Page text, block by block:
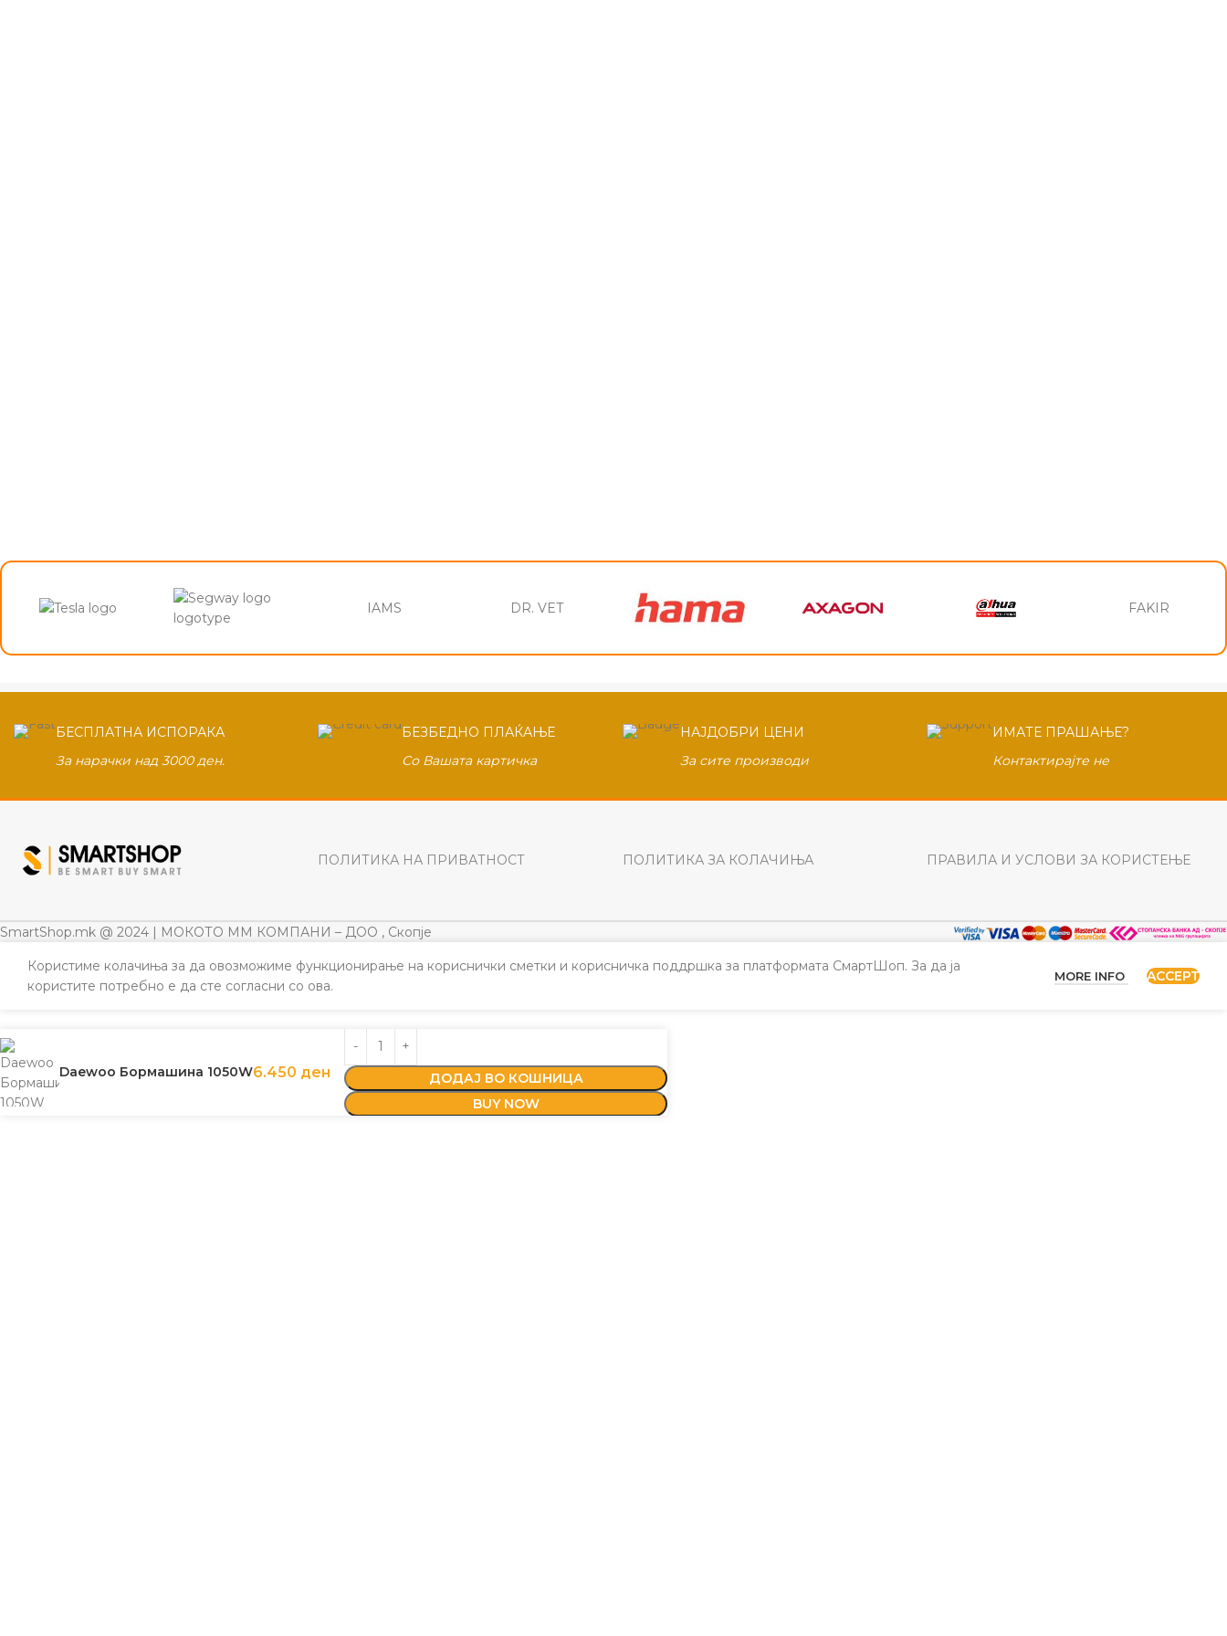
IAMS DR. VET FAKIR
БЕСПЛАТНА ИСПОРАКА
За нарачки над 3000 ден.
БЕЗБЕДНО ПЛАЌАЊЕ
Со Вашата картичка
НАЈДОБРИ ЦЕНИ
За сите производи
ИМАТЕ ПРАШАЊЕ?
Контактирајте не
ПОЛИТИКА НА ПРИВАТНОСТ ПОЛИТИКА ЗА КОЛАЧИЊА ПРАВИЛА И УСЛОВИ ЗА КОРИСТЕЊЕ
SmartShop.mk @ 2024 | МОКОТО ММ КОМПАНИ – ДОО , Скопје
Користиме колачиња за да овозможиме функционирање на кориснички сметки и корисничка поддршка за платформата СмартШоп. За да ја
користите потребно е да сте согласни со ова.
MORE INFO ACCEPT
Daewoo Бормашина 1050W6.450 ден
ДОДАЈ ВО КОШНИЦА
BUY NOW